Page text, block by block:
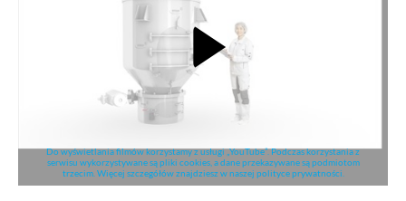
Do wyświetlania filmów korzystamy z usługi „YouTube”. Podczas korzystania z
serwisu wykorzystywane są pliki cookies, a dane przekazywane są podmiotom
trzecim. Więcej szczegółów znajdziesz w naszej polityce prywatności.